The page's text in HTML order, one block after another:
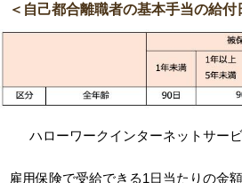
＜自己都合離職者の基本手当の給付
ハローワークインターネットサー
雇用保険で受給できる1日当たりの金